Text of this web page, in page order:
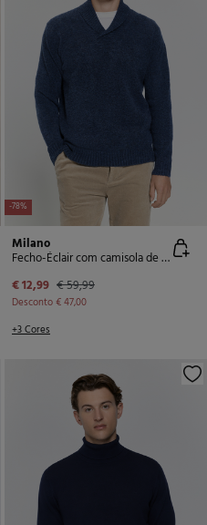
-78%
Milano
Fecho-Éclair com camisola de malha
€ 12,99 € 59,99
Desconto€ 47,00
+3 Cores